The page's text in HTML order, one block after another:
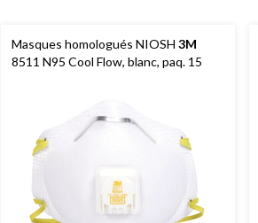
Masques homologués NIOSH 3M
8511 N95 Cool Flow, blanc, paq. 15